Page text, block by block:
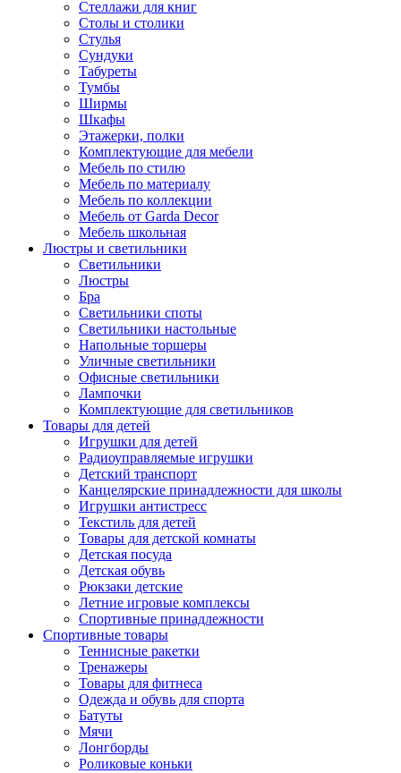
Стеллажи для книг
Столы и столики
Стулья
Сундуки
Табуреты
Тумбы
Ширмы
Шкафы
Этажерки, полки
Комплектующие для мебели
Мебель по стилю
Мебель по материалу
Мебель по коллекции
Мебель от Garda Decor
Мебель школьная
Люстры и светильники
Светильники
Люстры
Бра
Светильники споты
Светильники настольные
Напольные торшеры
Уличные светильники
Офисные светильники
Лампочки
Комплектующие для светильников
Товары для детей
Игрушки для детей
Радиоуправляемые игрушки
Детский транспорт
Канцелярские принадлежности для школы
Игрушки антистресс
Текстиль для детей
Товары для детской комнаты
Детская посуда
Детская обувь
Рюкзаки детские
Летние игровые комплексы
Спортивные принадлежности
Спортивные товары
Теннисные ракетки
Тренажеры
Товары для фитнеса
Одежда и обувь для спорта
Батуты
Мячи
Лонгборды
Роликовые коньки